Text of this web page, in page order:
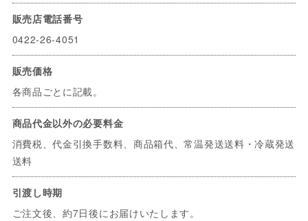
販売店電話番号
0422-26-4051
販売価格
各商品ごとに記載。
商品代金以外の必要料金
消費税、代金引換手数料、商品箱代、常温発送送料・冷蔵発送
送料
引渡し時期
ご注文後、約7日後にお届けいたします。